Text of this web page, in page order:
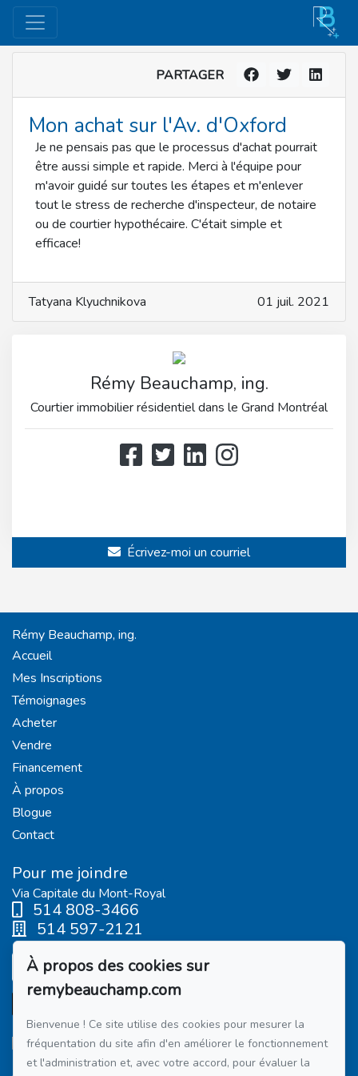
PARTAGER
Mon achat sur l'Av. d'Oxford
Je ne pensais pas que le processus d'achat pourrait
être aussi simple et rapide. Merci à l'équipe pour
m'avoir guidé sur toutes les étapes et m'enlever
tout le stress de recherche d'inspecteur, de notaire
ou de courtier hypothécaire. C'était simple et
efficace!
Tatyana Klyuchnikova 01 juil. 2021
Rémy Beauchamp, ing.
Courtier immobilier résidentiel dans le Grand Montréal
Écrivez-moi un courriel
Rémy Beauchamp, ing.
Accueil
Mes Inscriptions
Témoignages
Acheter
Vendre
Financement
À propos
Blogue
Contact
Pour me joindre
Via Capitale du Mont-Royal
514 808-3466
514 597-2121
Écrivez-moi un courriel
À propos des cookies sur
remybeauchamp.com
Bienvenue ! Ce site utilise des cookies pour mesurer la
fréquentation du site afin d'en améliorer le fonctionnement
et l'administration et, avec votre accord, pour évaluer la